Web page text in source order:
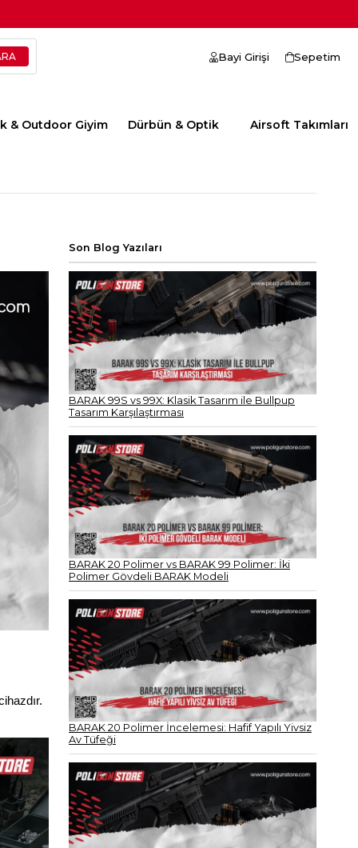
& Outdoor Giyim Dürbün & Optik Airsoft Takımları
Sepetim
Bayi Girişi
Son Blog Yazıları
BARAK 99S vs 99X: Klasik Tasarım ile Bullpup
Tasarım Karşılaştırması
BARAK 20 Polimer vs BARAK 99 Polimer: İki
Polimer Gövdeli BARAK Modeli
BARAK 20 Polimer İncelemesi: Hafif Yapılı Yivsiz
Av Tüfeği